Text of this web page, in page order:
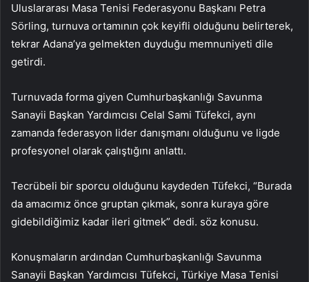
Uluslararası Masa Tenisi Federasyonu Başkanı Petra
Sörling, turnuva ortamının çok keyifli olduğunu belirterek,
tekrar Adana’ya gelmekten duyduğu memnuniyeti dile
getirdi.
Turnuvada forma giyen Cumhurbaşkanlığı Savunma
Sanayii Başkan Yardımcısı Celal Sami Tüfekci, aynı
zamanda federasyon lider danışmanı olduğunu ve ligde
profesyonel olarak çalıştığını anlattı.
Tecrübeli bir sporcu olduğunu kaydeden Tüfekci, “Burada
da amacımız önce gruptan çıkmak, sonra kuraya göre
gidebildiğimiz kadar ileri gitmek” dedi. söz konusu.
Konuşmaların ardından Cumhurbaşkanlığı Savunma
Sanayii Başkan Yardımcısı Tüfekci, Türkiye Masa Tenisi